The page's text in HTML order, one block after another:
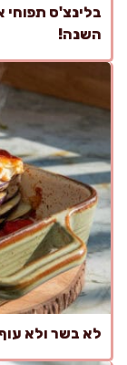
השנה!
לא בשר ולא